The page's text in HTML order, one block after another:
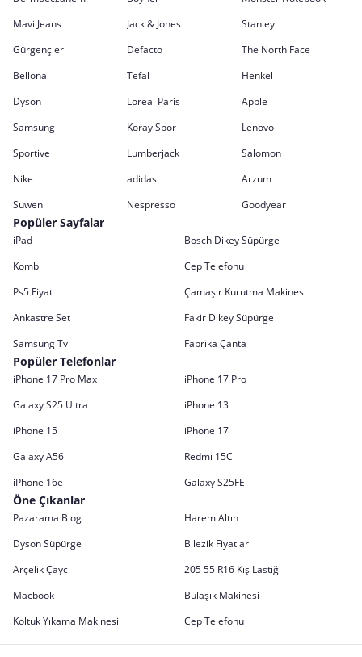
Mavi Jeans
Jack & Jones
Stanley
Gürgençler
Defacto
The North Face
Bellona
Tefal
Henkel
Dyson
Loreal Paris
Apple
Samsung
Koray Spor
Lenovo
Sportive
Lumberjack
Salomon
Nike
adidas
Arzum
Suwen
Nespresso Goodyear
Popüler Sayfalar
iPad
Bosch Dikey Süpürge
Kombi
Cep Telefonu
Ps5 Fiyat
Çamaşır Kurutma Makinesi
Ankastre Set
Fakir Dikey Süpürge
Samsung Tv
Fabrika Çanta
Popüler Telefonlar
iPhone 17 Pro Max
iPhone 17 Pro
Galaxy S25 Ultra
iPhone 13
iPhone 15
iPhone 17
Galaxy A56
Redmi 15C
iPhone 16e
Galaxy S25FE
Öne Çıkanlar
Pazarama Blog
Harem Altın
Dyson Süpürge
Bilezik Fiyatları
Arçelik Çaycı
205 55 R16 Kış Lastiği
Macbook
Bulaşık Makinesi
Koltuk Yıkama Makinesi
Cep Telefonu